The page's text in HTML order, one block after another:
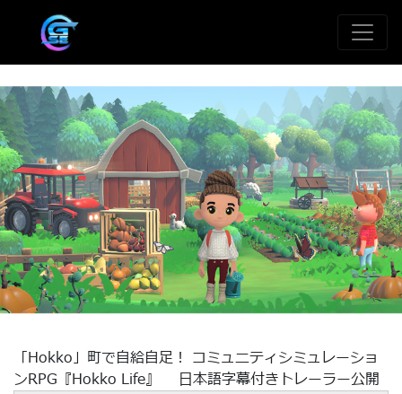
「Hokko」町で自給自足！ コミュニティシミュレーショ
ンRPG『Hokko Life』 日本語字幕付きトレーラー公開